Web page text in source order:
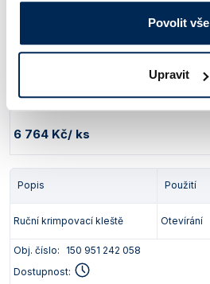
Povolit vše
Upravit
Použití
Ruční krimpovací kleště Zavírání
Dostupnost:
6 764 Kč/ ks
Popis Použití
Ruční krimpovací kleště Otevírání
Obj. číslo:
150 951 242 058
Dostupnost: